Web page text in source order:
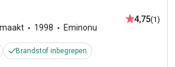
1998 Eminonu
4,75(1)
Brandstof inbegrepen